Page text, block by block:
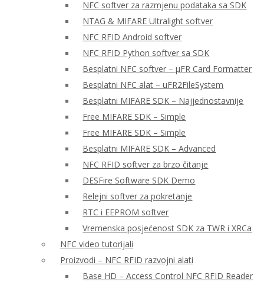
NFC softver za razmjenu podataka sa SDK
NTAG & MIFARE Ultralight softver
NFC RFID Android softver
NFC RFID Python softver sa SDK
Besplatni NFC softver – μFR Card Formatter
Besplatni NFC alat – uFR2FileSystem
Besplatni MIFARE SDK – Najjednostavnije
Free MIFARE SDK – Simple
Free MIFARE SDK – Simple
Besplatni MIFARE SDK – Advanced
NFC RFID softver za brzo čitanje
DESFire Software SDK Demo
Relejni softver za pokretanje
RTC i EEPROM softver
Vremenska posjećenost SDK za TWR i XRCa
NFC video tutorijali
Proizvodi – NFC RFID razvojni alati
Base HD – Access Control NFC RFID Reader